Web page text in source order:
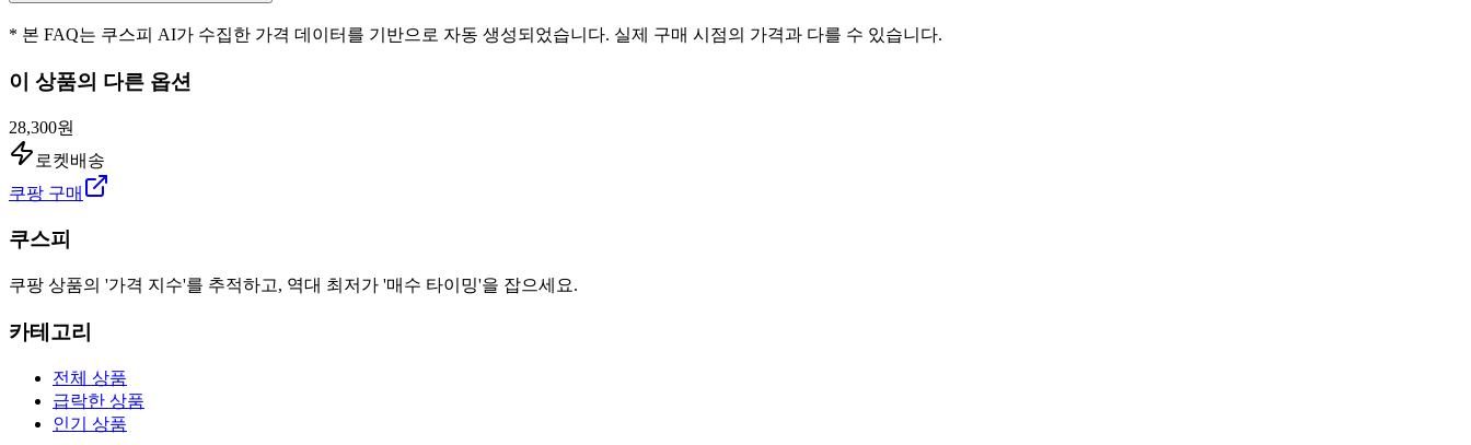
* 본 FAQ는 쿠스피 AI가 수집한 가격 데이터를 기반으로 자동 생성되었습니다. 실제 구매 시점의 가격과 다를 수 있습니다.
이 상품의 다른 옵션
28,300원
로켓배송
쿠팡 구매
쿠스피
쿠팡 상품의 '가격 지수'를 추적하고, 역대 최저가 '매수 타이밍'을 잡으세요.
카테고리
전체 상품
급락한 상품
인기 상품